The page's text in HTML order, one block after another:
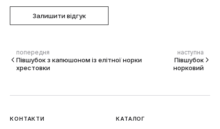
Залишити відгук
попередня
Півшубок з капюшоном із елітної норки
хрестовки
наступна
Півшубок
норковий
КОНТАКТИ КАТАЛОГ